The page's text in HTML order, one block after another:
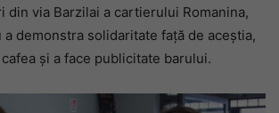
din via Barzilai a cartierului Romanina,
a demonstra solidaritate față de aceștia,
și a face publicitate barului.